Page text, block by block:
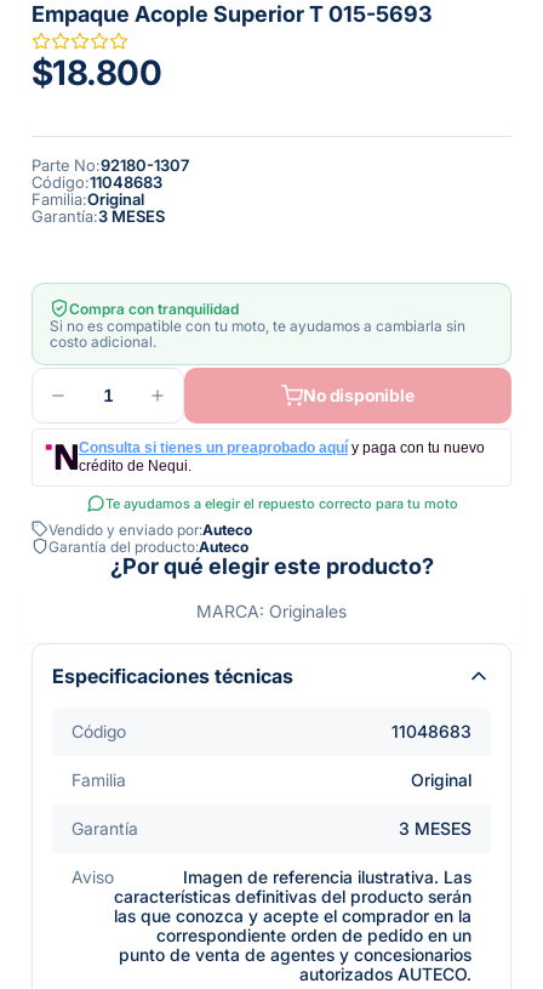
Empaque Acople Superior T 015-5693
$18.800
Parte No:92180-1307
Código:11048683
Familia:Original
Garantía:3 MESES
Compra con tranquilidad
Si no es compatible con tu moto, te ayudamos a cambiarla sin
costo adicional.
1 No disponible
Consulta si tienes un preaprobado aquí y paga con tu nuevo
crédito de Nequi.
Te ayudamos a elegir el repuesto correcto para tu moto
Vendido y enviado por:Auteco
Garantía del producto:Auteco
¿Por qué elegir este producto?
MARCA: Originales
Especificaciones técnicas
Código 11048683
Familia Original
Garantía 3 MESES
Aviso
Imagen de referencia ilustrativa. Las
características definitivas del producto serán
las que conozca y acepte el comprador en la
correspondiente orden de pedido en un
punto de venta de agentes y concesionarios
autorizados AUTECO.